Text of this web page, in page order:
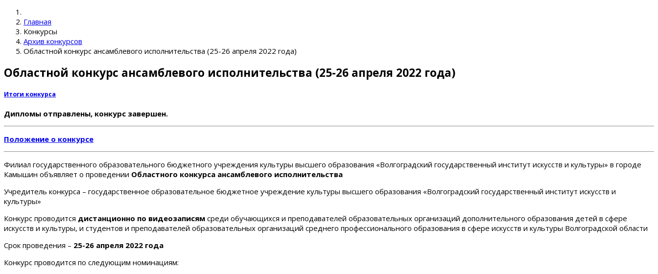
Главная
Конкурсы
Архив конкурсов
Областной конкурс ансамблевого исполнительства (25-26 апреля 2022 года)
Областной конкурс ансамблевого исполнительства (25-26 апреля 2022 года)
Итоги конкурса
Дипломы отправлены, конкурс завершен.
Положение о конкурсе
Филиал государственного образовательного бюджетного учреждения культуры высшего образования «Волгоградский государственный институт искусств и культуры» в городе
Камышин объявляет о проведении Областного конкурса ансамблевого исполнительства
Учредитель конкурса – государственное образовательное бюджетное учреждение культуры высшего образования «Волгоградский государственный институт искусств и
культуры»
Конкурс проводится дистанционно по видеозаписям среди обучающихся и преподавателей образовательных организаций дополнительного образования детей в сфере
искусств и культуры, и студентов и преподавателей образовательных организаций среднего профессионального образования в сфере искусств и культуры Волгоградской области
Срок проведения – 25-26 апреля 2022 года
Конкурс проводится по следующим номинациям: